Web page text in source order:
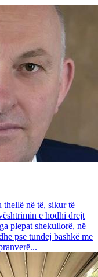
thellë në të, sikur të
e hodhi drejt
plepat shekullorë, në
pse tundej bashkë me